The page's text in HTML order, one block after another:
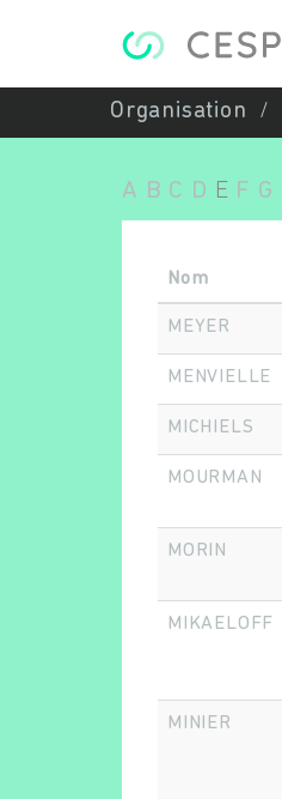
Organisation
A B C D E F G
Nom
MEYER
MENVIELLE
MICHIELS
MOURMAN
MORIN
MIKAELOFF
MINIER